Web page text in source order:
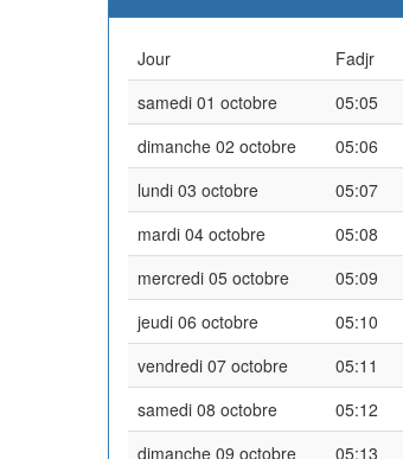
Jour Fadjr
samedi 01 octobre
05:05
dimanche 02 octobre
05:06
lundi 03 octobre
05:07
mardi 04 octobre
05:08
mercredi 05 octobre
05:09
jeudi 06 octobre
05:10
vendredi 07 octobre
05:11
samedi 08 octobre
05:12
dimanche 09 octobre
05:13